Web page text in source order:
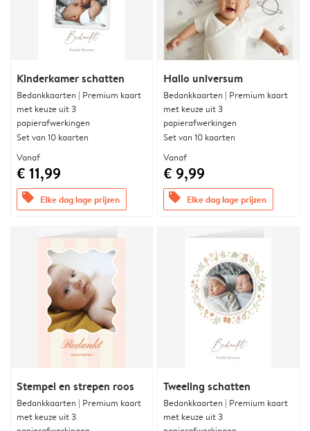
Kinderkamer schatten
Bedankkaarten | Premium kaart
met keuze uit 3
papierafwerkingen
Set van 10 kaarten
Vanaf
€ 11,99
offers Elke dag lage prijzen
Hallo universum
Bedankkaarten | Premium kaart
met keuze uit 3
papierafwerkingen
Set van 10 kaarten
Vanaf
€ 9,99
offers Elke dag lage prijzen
Stempel en strepen roos
Bedankkaarten | Premium kaart
met keuze uit 3
Tweeling schatten
Bedankkaarten | Premium kaart
met keuze uit 3